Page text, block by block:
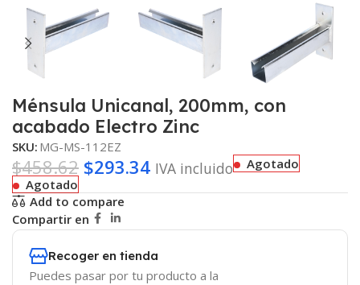
Ménsula Unicanal, 200mm, con
acabado Electro Zinc
SKU: MG-MS-112EZ
$458.62 $293.34 IVA incluido
Agotado
Agotado
Add to compare
Compartir en
Recoger en tienda
Puedes pasar por tu producto a la